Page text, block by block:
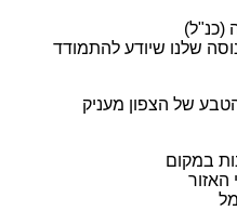
(כנ"ל)
שלנו שיודע להתמודד
של הצפון מעניק
במקום
האזור